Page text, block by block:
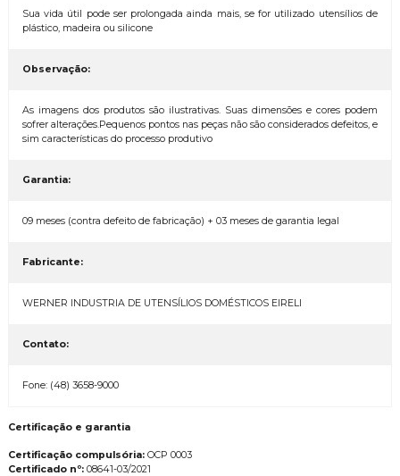
Sua vida útil pode ser prolongada ainda mais, se for utilizado utensílios de
plástico, madeira ou silicone
Observação:
As imagens dos produtos são ilustrativas. Suas dimensões e cores podem
sofrer alterações.Pequenos pontos nas peças não são considerados defeitos, e
sim características do processo produtivo
Garantia:
09 meses (contra defeito de fabricação) + 03 meses de garantia legal
Fabricante:
WERNER INDUSTRIA DE UTENSÍLIOS DOMÉSTICOS EIRELI
Contato:
Fone: (48) 3658-9000
Certificação e garantia
Certificação compulsória:OCP 0003
Certificado nº:08641-03/2021